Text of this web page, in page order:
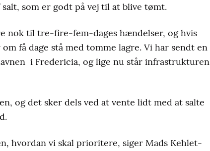
for afviklig af den lokale trafik, fx boligveje og
og senrydning, når indsatsen på klasse 1 og 2 veje
helligdage 5-12. Der tilstræbes en maksimumtid ved
opgaver tillader det. Hvis vintertjeneste udføres, så
som er godt på vej til at blive tømt.
nok til tre-fire-fem-dages hændelser, og hvis
få dage stå med tomme lagre. Vi har sendt en
i Fredericia, og lige nu står infrastrukturen
og det sker dels ved at vente lidt med at salte
hvordan vi skal prioritere, siger Mads Kehlet-